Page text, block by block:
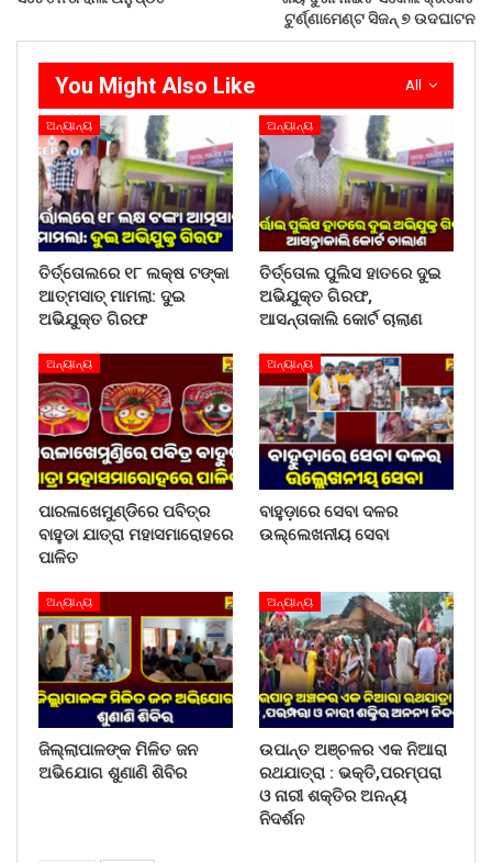
ଟୁର୍ଣ୍ଣାମେଣ୍ଟ ସିଜନ୍ ୭ ଉଦଘାଟନ
All
You Might Also Like
ଅନ୍ୟାନ୍ୟ
ତିର୍ତ୍ତୋଲରେ ୧୮ ଲକ୍ଷ ଟଙ୍କା
ଆତ୍ମସାତ୍ ମାମଲା: ଦୁଇ
ଅଭିଯୁକ୍ତ ଗିରଫ
ଅନ୍ୟାନ୍ୟ
ତିର୍ତ୍ତୋଲ ପୁଲିସ ହାତରେ ଦୁଇ
ଅଭିଯୁକ୍ତ ଗିରଫ,
ଆସନ୍ତାକାଲି କୋର୍ଟ ଚାଲାଣ
ଅନ୍ୟାନ୍ୟ
ପାରଳାଖେମୁଣ୍ଡିରେ ପବିତ୍ର
ବାହୁଡା ଯାତ୍ରା ମହାସମାରୋହରେ
ପାଳିତ
ଅନ୍ୟାନ୍ୟ
ବାହୁଡ଼ାରେ ସେବା ଦଳର
ଉଲ୍ଲେଖନୀୟ ସେବା
ଅନ୍ୟାନ୍ୟ
ଜିଲ୍ଲାପାଳଙ୍କ ମିଳିତ ଜନ
ଅଭିଯୋଗ ଶୁଣାଣି ଶିବିର
ଅନ୍ୟାନ୍ୟ
ଉପାନ୍ତ ଅଞ୍ଚଳର ଏକ ନିଆରା
ରଥଯାତ୍ରା : ଭକ୍ତି,ପରମ୍ପରା
ଓ ନାରୀ ଶକ୍ତିର ଅନନ୍ୟ
ନିଦର୍ଶନ